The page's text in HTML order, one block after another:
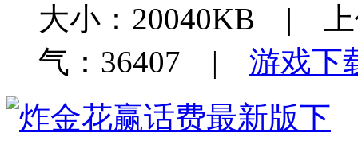
大小：20040KB |
气：36407 | 游戏下